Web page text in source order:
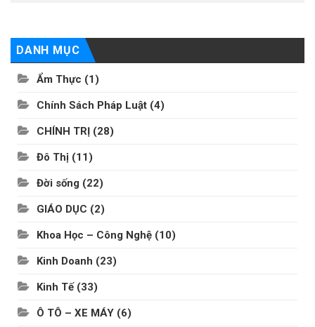
DANH MỤC
Ẩm Thực (1)
Chính Sách Pháp Luật (4)
CHÍNH TRỊ (28)
Đô Thị (11)
Đời sống (22)
GIÁO DỤC (2)
Khoa Học – Công Nghệ (10)
Kinh Doanh (23)
Kinh Tế (33)
Ô TÔ – XE MÁY (6)